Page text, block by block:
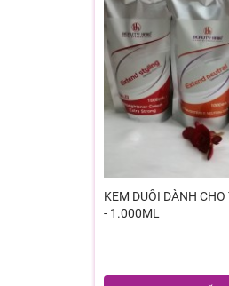
KEM DUỖI DÀNH CHO
- 1.000ML